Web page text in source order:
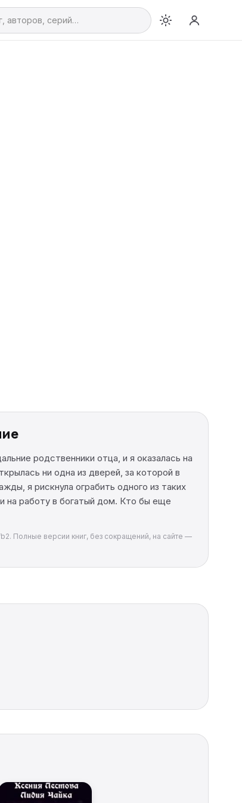
родственники отца, и я оказалась на
ни одна из дверей, за которой в
я рискнула ограбить одного из таких
на работу в богатый дом. Кто бы еще
Полные версии книг, без сокращений, на сайте —